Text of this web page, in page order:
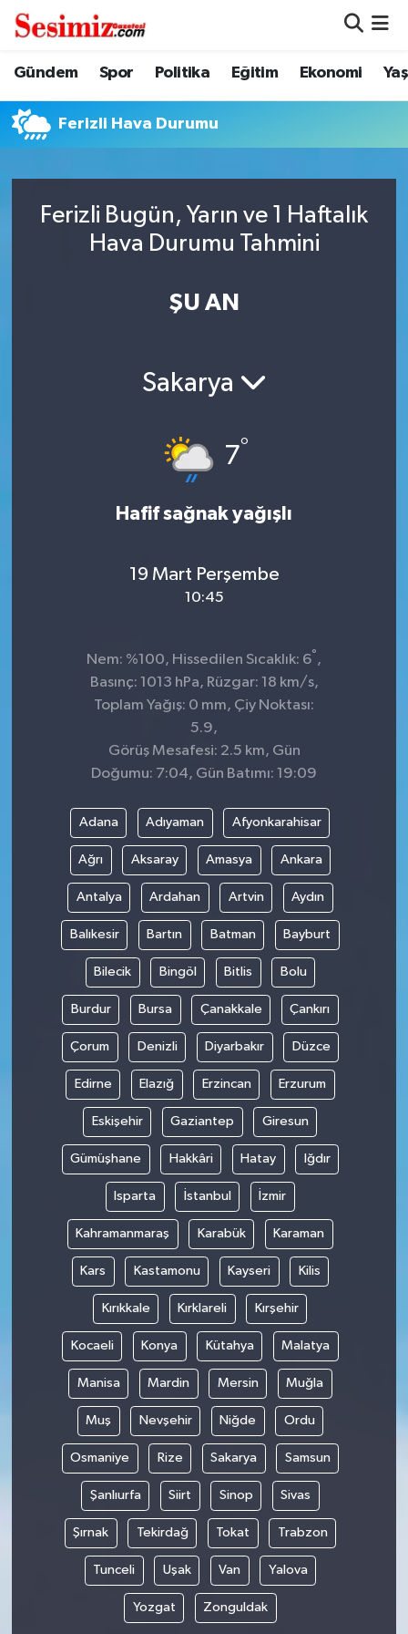
Gündem Spor Politika Eğitim Ekonomi
Ferizli Hava Durumu
Ferizli Bugün, Yarın ve 1 Haftalık
Hava Durumu Tahmini
ŞU AN
Sakarya
7°
Hafif sağnak yağışlı
19 Mart Perşembe
10:45
Nem: %100, Hissedilen Sıcaklık: 6° ,
Basınç: 1013 hPa, Rüzgar: 18 km/s,
Toplam Yağış: 0 mm, Çiy Noktası:
5.9,
Görüş Mesafesi: 2.5 km, Gün
Doğumu: 7:04, Gün Batımı: 19:09
Adana Adıyaman Afyonkarahisar
Ağrı Aksaray Amasya Ankara
Antalya Ardahan Artvin Aydın
Balıkesir Bartın Batman Bayburt
Bilecik Bingöl Bitlis Bolu
Burdur Bursa Çanakkale Çankırı
Çorum Denizli Diyarbakır Düzce
Edirne Elazığ Erzincan Erzurum
Eskişehir Gaziantep Giresun
Gümüşhane Hakkâri Hatay Iğdır
Isparta İstanbul İzmir
Kahramanmaraş Karabük Karaman
Kars Kastamonu Kayseri Kilis
Kırıkkale Kırklareli Kırşehir
Kocaeli Konya Kütahya Malatya
Manisa Mardin Mersin Muğla
Muş Nevşehir Niğde Ordu
Osmaniye Rize Sakarya Samsun
Şanlıurfa Siirt Sinop Sivas
Şırnak Tekirdağ Tokat Trabzon
Tunceli Uşak Van Yalova
Yozgat Zonguldak
Dünya
Eğitim
Genel
Gündem
Nöbetçi Eczaneler
Hava Durumu
Trafik Durumu
Süper Lig Puan Durumu ve Fikstür